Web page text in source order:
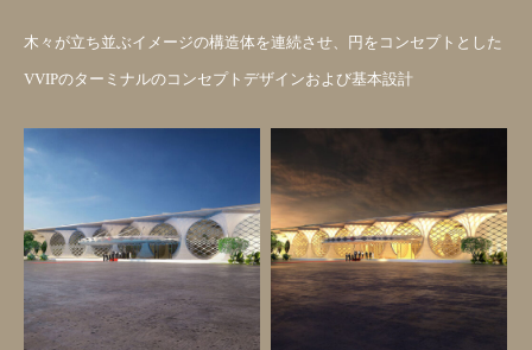
木々が立ち並ぶイメージの構造体を連続させ、円をコンセプトとした
VVIPのターミナルのコンセプトデザインおよび基本設計